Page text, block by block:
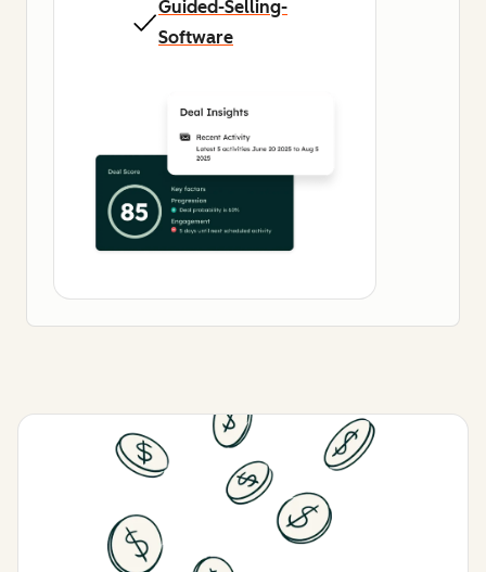
Guided-Selling-
Software